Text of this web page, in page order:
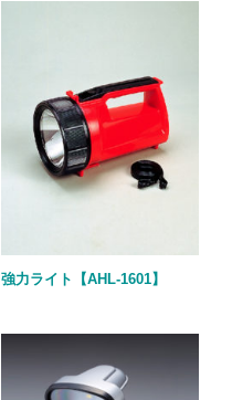
強力ライト【AHL-1601】